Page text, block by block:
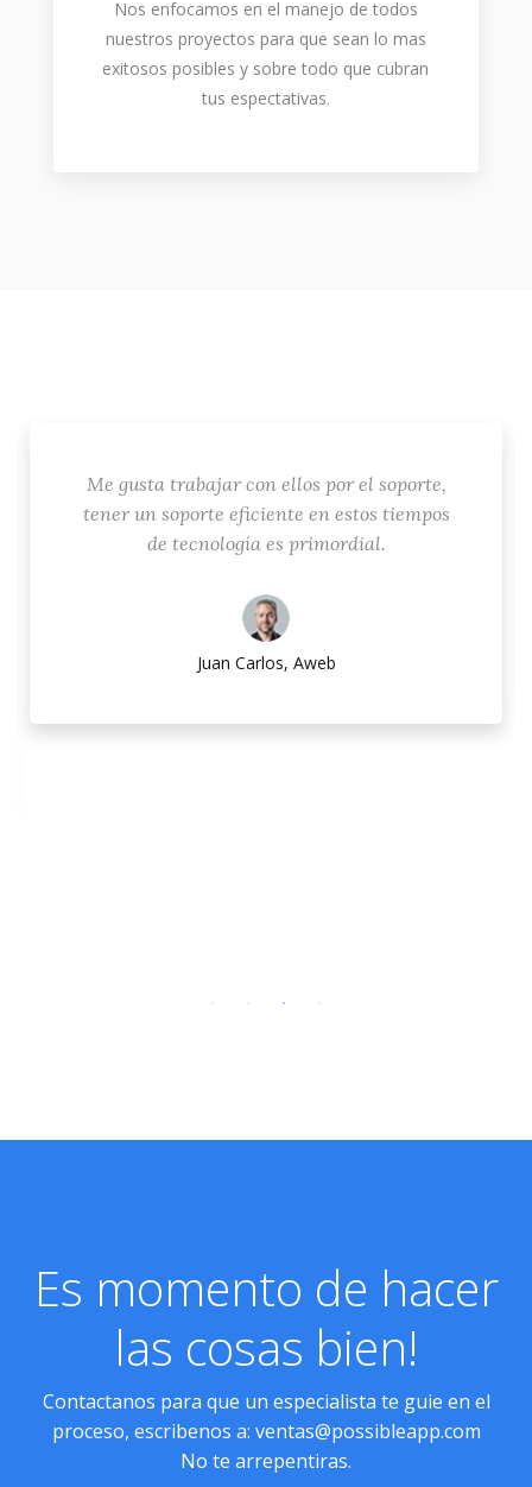
Nos enfocamos en el manejo de todos
nuestros proyectos para que sean lo mas
exitosos posibles y sobre todo que cubran
tus espectativas.
Me gusta trabajar con ellos por el soporte,
tener un soporte eficiente en estos tiempos
de tecnología es primordial.
Juan Carlos, Aweb
Es momento de hacer
las cosas bien!
Contactanos para que un especialista te guie en el
proceso, escribenos a: ventas@possibleapp.com
No te arrepentiras.